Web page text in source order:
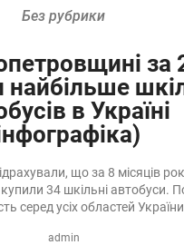
Без рубрики
за
найбільше
в Україні
що за 8 місяців
34 шкільні автобуси.
серед усіх областей
admin